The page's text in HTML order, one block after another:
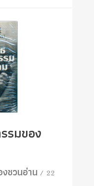
รมของ
งชวนอ่าน/ 22